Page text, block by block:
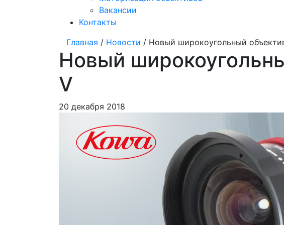
Вакансии
Контакты
Главная / Новости / Новый широкоугольный
Новый
V
20 декабря 2018